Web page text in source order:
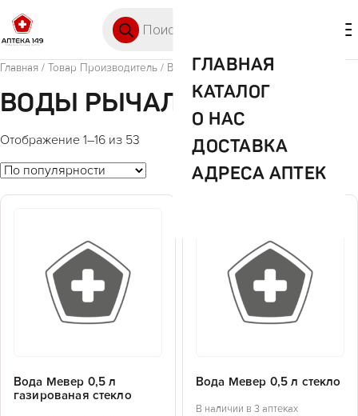
ГЛАВНАЯ
КАТАЛОГ
О НАС
ДОСТАВКА
АДРЕСА АПТЕК
Главная / Товар Производитель / Воды Рычал-Су
ВОДЫ РЫЧАЛ-СУ
Отображение 1–16 из 53
Вода Мевер 0,5 л
газированая стекло
Вода Мевер 0,5 л стекло
В наличии в 3 аптеках